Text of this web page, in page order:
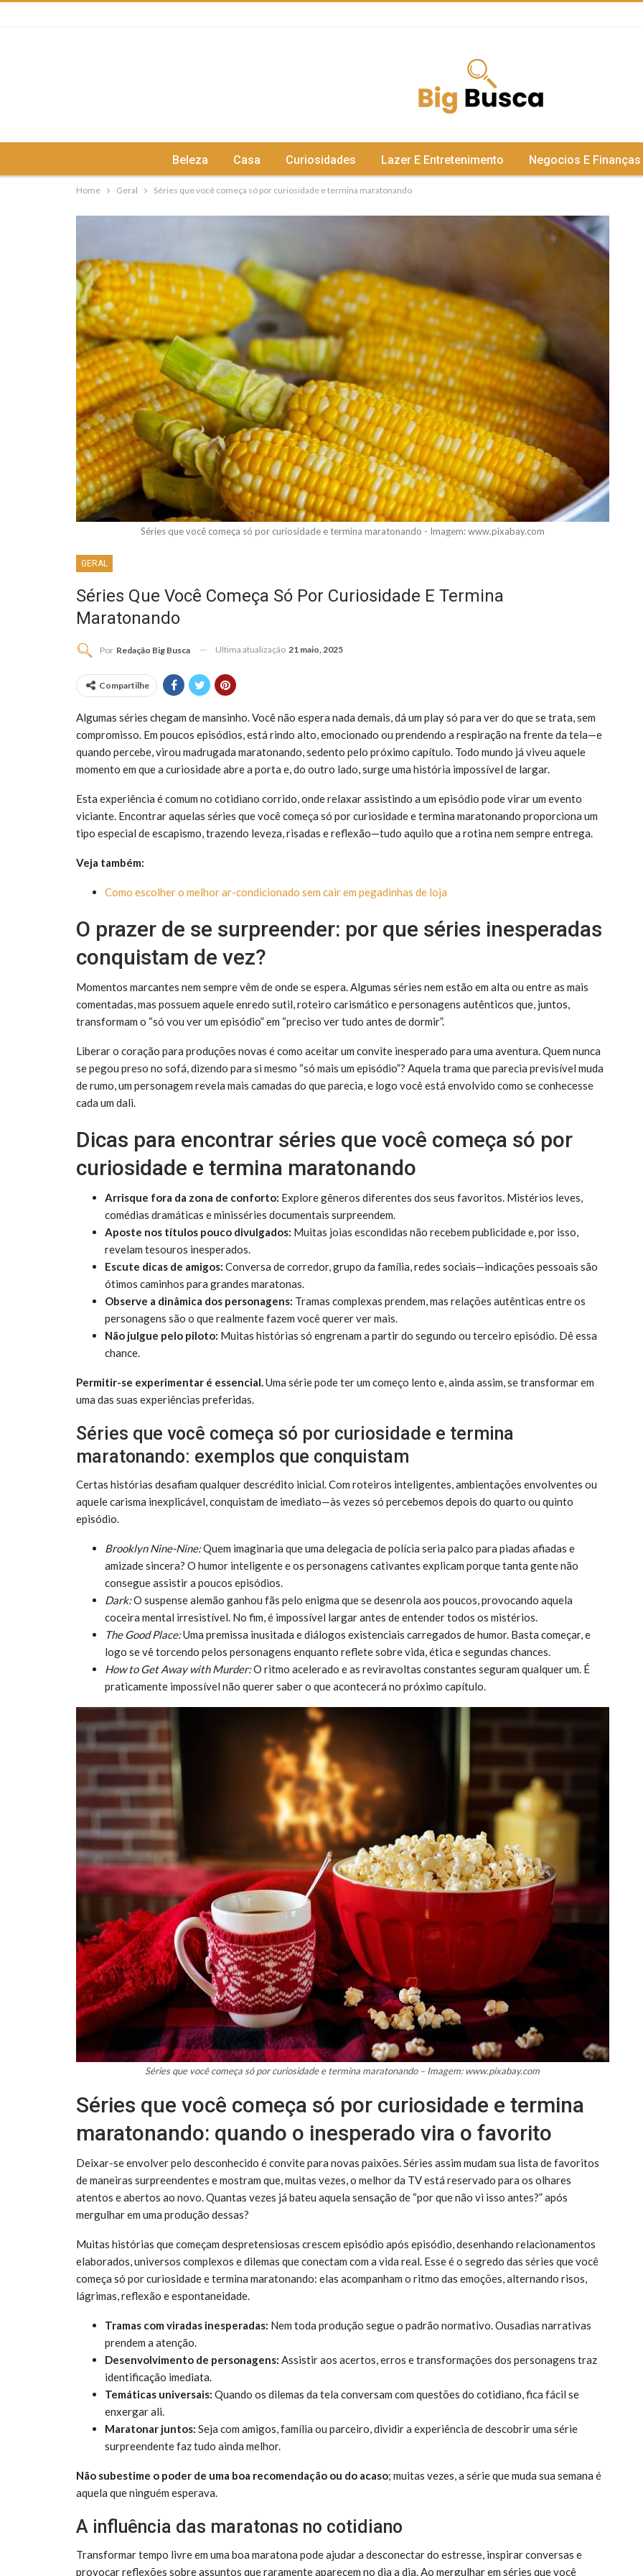
Beleza Casa Curiosidades Lazer E Entretenimento Negocios E Finanças
Home Geral Séries que você começa só por curiosidade e termina maratonando
Séries que você começa só por curiosidade e termina maratonando - Imagem: www.pixabay.com
GERAL
Séries Que Você Começa Só Por Curiosidade E Termina
Maratonando
Por Redação Big Busca Ultima atualização 21 maio, 2025
Compartilhe
Algumas séries chegam de mansinho. Você não espera nada demais, dá um play só para ver do que se trata, sem
compromisso. Em poucos episódios, está rindo alto, emocionado ou prendendo a respiração na frente da tela—e
quando percebe, virou madrugada maratonando, sedento pelo próximo capítulo. Todo mundo já viveu aquele
momento em que a curiosidade abre a porta e, do outro lado, surge uma história impossível de largar.
Esta experiência é comum no cotidiano corrido, onde relaxar assistindo a um episódio pode virar um evento
viciante. Encontrar aquelas séries que você começa só por curiosidade e termina maratonando proporciona um
tipo especial de escapismo, trazendo leveza, risadas e reflexão—tudo aquilo que a rotina nem sempre entrega.
Veja também:
Como escolher o melhor ar-condicionado sem cair em pegadinhas de loja
O prazer de se surpreender: por que séries inesperadas
conquistam de vez?
Momentos marcantes nem sempre vêm de onde se espera. Algumas séries nem estão em alta ou entre as mais
comentadas, mas possuem aquele enredo sutil, roteiro carismático e personagens autênticos que, juntos,
transformam o “só vou ver um episódio” em “preciso ver tudo antes de dormir”.
Liberar o coração para produções novas é como aceitar um convite inesperado para uma aventura. Quem nunca
se pegou preso no sofá, dizendo para si mesmo “só mais um episódio”? Aquela trama que parecia previsível muda
de rumo, um personagem revela mais camadas do que parecia, e logo você está envolvido como se conhecesse
cada um dali.
Dicas para encontrar séries que você começa só por
curiosidade e termina maratonando
Arrisque fora da zona de conforto: Explore gêneros diferentes dos seus favoritos. Mistérios leves,
comédias dramáticas e minisséries documentais surpreendem.
Aposte nos títulos pouco divulgados: Muitas joias escondidas não recebem publicidade e, por isso,
revelam tesouros inesperados.
Escute dicas de amigos: Conversa de corredor, grupo da família, redes sociais—indicações pessoais são
ótimos caminhos para grandes maratonas.
Observe a dinâmica dos personagens: Tramas complexas prendem, mas relações autênticas entre os
personagens são o que realmente fazem você querer ver mais.
Não julgue pelo piloto: Muitas histórias só engrenam a partir do segundo ou terceiro episódio. Dê essa
chance.
Permitir-se experimentar é essencial.Uma série pode ter um começo lento e, ainda assim, se transformar em
uma das suas experiências preferidas.
Séries que você começa só por curiosidade e termina
maratonando: exemplos que conquistam
Certas histórias desafiam qualquer descrédito inicial. Com roteiros inteligentes, ambientações envolventes ou
aquele carisma inexplicável, conquistam de imediato—às vezes só percebemos depois do quarto ou quinto
episódio.
Brooklyn Nine-Nine:Quem imaginaria que uma delegacia de polícia seria palco para piadas afiadas e
amizade sincera? O humor inteligente e os personagens cativantes explicam porque tanta gente não
consegue assistir a poucos episódios.
Dark:O suspense alemão ganhou fãs pelo enigma que se desenrola aos poucos, provocando aquela
coceira mental irresistível. No fim, é impossível largar antes de entender todos os mistérios.
The Good Place:Uma premissa inusitada e diálogos existenciais carregados de humor. Basta começar, e
logo se vê torcendo pelos personagens enquanto reflete sobre vida, ética e segundas chances.
How to Get Away with Murder:O ritmo acelerado e as reviravoltas constantes seguram qualquer um. É
praticamente impossível não querer saber o que acontecerá no próximo capítulo.
Séries que você começa só por curiosidade e termina maratonando – Imagem: www.pixabay.com
Séries que você começa só por curiosidade e termina
maratonando: quando o inesperado vira o favorito
Deixar-se envolver pelo desconhecido é convite para novas paixões. Séries assim mudam sua lista de favoritos
de maneiras surpreendentes e mostram que, muitas vezes, o melhor da TV está reservado para os olhares
atentos e abertos ao novo. Quantas vezes já bateu aquela sensação de “por que não vi isso antes?” após
mergulhar em uma produção dessas?
Muitas histórias que começam despretensiosas crescem episódio após episódio, desenhando relacionamentos
elaborados, universos complexos e dilemas que conectam com a vida real. Esse é o segredo das séries que você
começa só por curiosidade e termina maratonando: elas acompanham o ritmo das emoções, alternando risos,
lágrimas, reflexão e espontaneidade.
Tramas com viradas inesperadas: Nem toda produção segue o padrão normativo. Ousadias narrativas
prendem a atenção.
Desenvolvimento de personagens: Assistir aos acertos, erros e transformações dos personagens traz
identificação imediata.
Temáticas universais: Quando os dilemas da tela conversam com questões do cotidiano, fica fácil se
enxergar ali.
Maratonar juntos: Seja com amigos, família ou parceiro, dividir a experiência de descobrir uma série
surpreendente faz tudo ainda melhor.
Não subestime o poder de uma boa recomendação ou do acaso; muitas vezes, a série que muda sua semana é
aquela que ninguém esperava.
A influência das maratonas no cotidiano
Transformar tempo livre em uma boa maratona pode ajudar a desconectar do estresse, inspirar conversas e
provocar reflexões sobre assuntos que raramente aparecem no dia a dia. Ao mergulhar em séries que você